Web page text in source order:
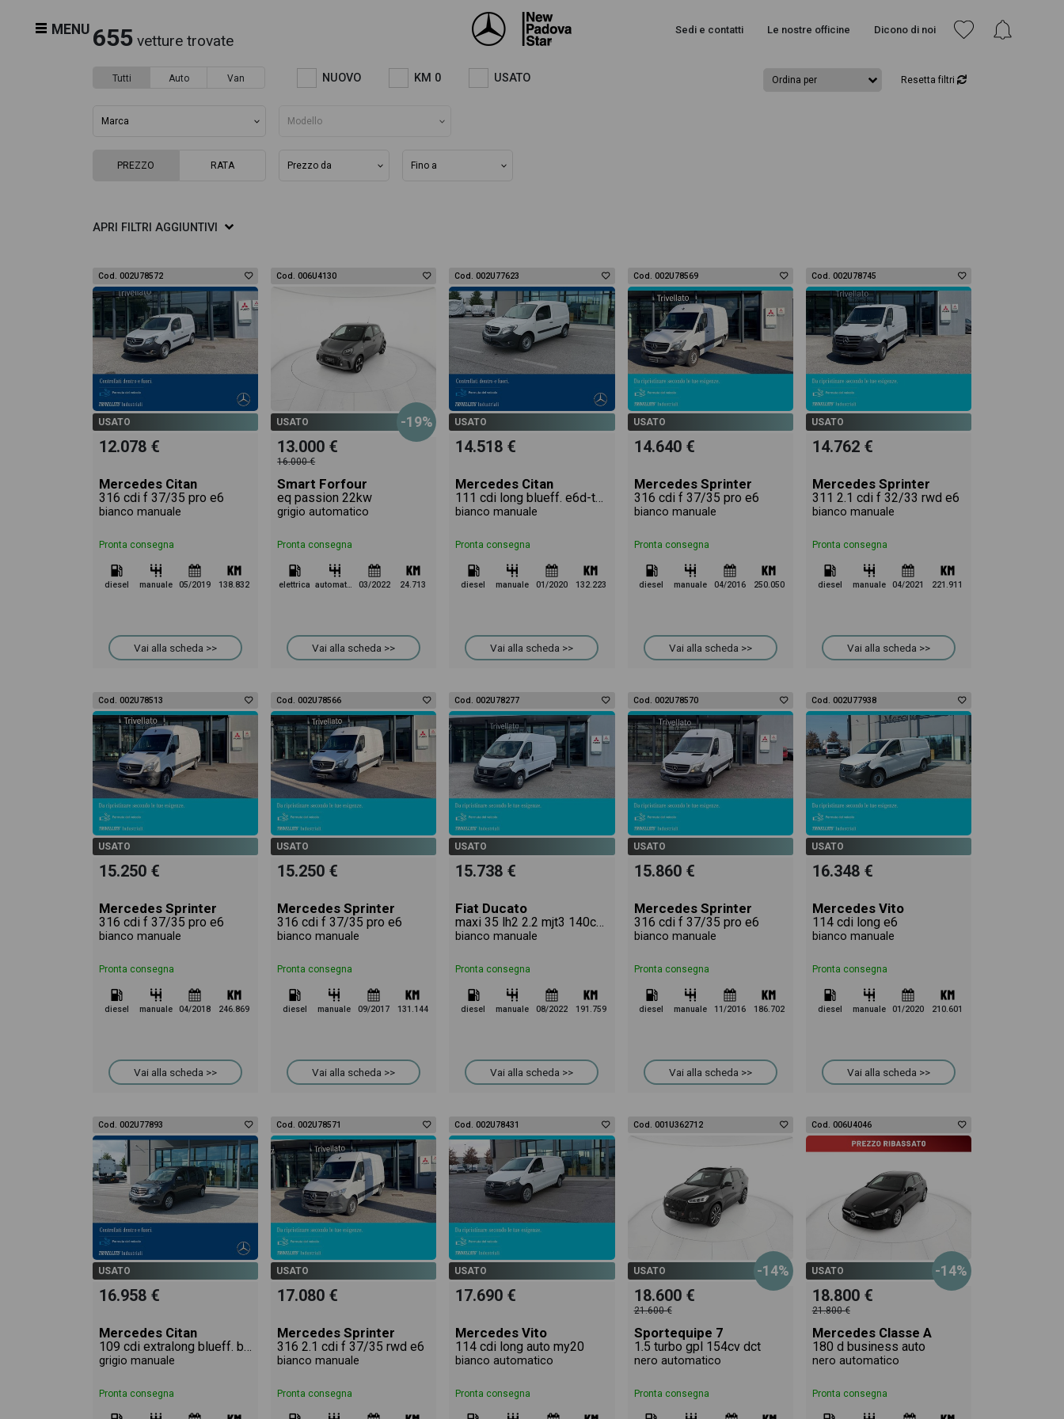
MENU Sedi e contatti Le nostre officine Dicono di noi
655 vetture trovate
Tutti Auto Van NUOVO KM 0 USATO Resetta filtri
PREZZO RATA
APRI FILTRI AGGIUNTIVI
Cod. 002U78572
USATO
12.078 €
Mercedes Citan
316 cdi f 37/35 pro e6
bianco manuale
Pronta consegna
diesel manuale 05/2019 138.832
Vai alla scheda >>
Cod. 006U4130
USATO -19%
13.000 €
16.000 €
Smart Forfour
eq passion 22kw
grigio automatico
Pronta consegna
elettrica automatico 03/2022 24.713
Vai alla scheda >>
Cod. 002U77623
USATO
14.518 €
Mercedes Citan
111 cdi long blueff. e6d-temp
bianco manuale
Pronta consegna
diesel manuale 01/2020 132.223
Vai alla scheda >>
Cod. 002U78569
USATO
14.640 €
Mercedes Sprinter
316 cdi f 37/35 pro e6
bianco manuale
Pronta consegna
diesel manuale 04/2016 250.050
Vai alla scheda >>
Cod. 002U78745
USATO
14.762 €
Mercedes Sprinter
311 2.1 cdi f 32/33 rwd e6
bianco manuale
Pronta consegna
diesel manuale 04/2021 221.911
Vai alla scheda >>
Cod. 002U78513
USATO
15.250 €
Mercedes Sprinter
316 cdi f 37/35 pro e6
bianco manuale
Pronta consegna
diesel manuale 04/2018 246.869
Vai alla scheda >>
Cod. 002U78566
USATO
15.250 €
Mercedes Sprinter
316 cdi f 37/35 pro e6
bianco manuale
Pronta consegna
diesel manuale 09/2017 131.144
Vai alla scheda >>
Cod. 002U78277
USATO
15.738 €
Fiat Ducato
bianco manuale
Pronta consegna
diesel manuale 08/2022 191.759
Vai alla scheda >>
Cod. 002U78570
USATO
15.860 €
Mercedes Sprinter
316 cdi f 37/35 pro e6
bianco manuale
Pronta consegna
diesel manuale 11/2016 186.702
Vai alla scheda >>
Cod. 002U77938
USATO
16.348 €
Mercedes Vito
114 cdi long e6
bianco manuale
Pronta consegna
diesel manuale 01/2020 210.601
Vai alla scheda >>
Cod. 002U77893
USATO
16.958 €
Mercedes Citan
grigio manuale
Pronta consegna
Cod. 002U78571
USATO
17.080 €
Mercedes Sprinter
316 2.1 cdi f 37/35 rwd e6
bianco manuale
Pronta consegna
Cod. 002U78431
USATO
17.690 €
Mercedes Vito
114 cdi long auto my20
bianco automatico
Pronta consegna
Cod. 001U362712
USATO -14%
18.600 €
21.600 €
Sportequipe 7
1.5 turbo gpl 154cv dct
nero automatico
Pronta consegna
Cod. 006U4046
USATO -14%
18.800 €
21.800 €
Mercedes Classe A
180 d business auto
nero automatico
Pronta consegna